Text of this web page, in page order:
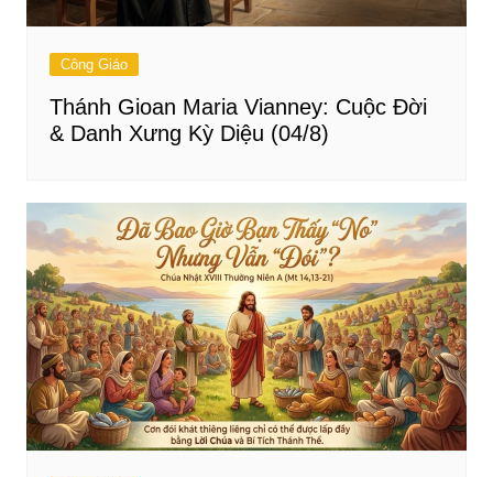
Công Giáo
Thánh Gioan Maria Vianney: Cuộc Đời
& Danh Xưng Kỳ Diệu (04/8)